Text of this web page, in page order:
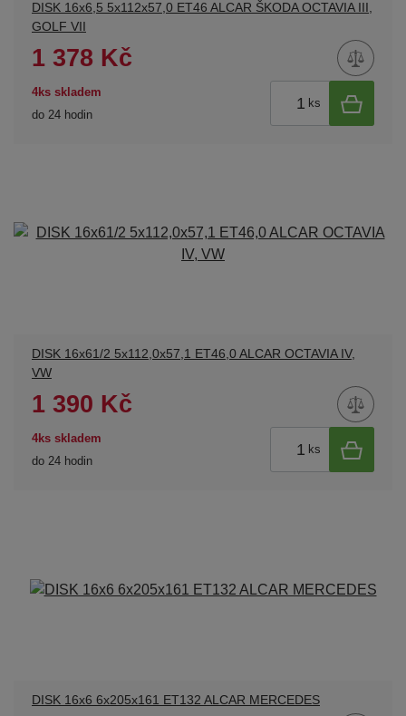
DISK 16x6,5 5x112x57,0 ET46 ALCAR ŠKODA OCTAVIA III,
GOLF VII
1 378 Kč
4ks skladem
do 24 hodin
ks
DISK 16x61/2 5x112,0x57,1 ET46,0 ALCAR OCTAVIA IV,
VW
1 390 Kč
4ks skladem
do 24 hodin
ks
DISK 16x6 6x205x161 ET132 ALCAR MERCEDES